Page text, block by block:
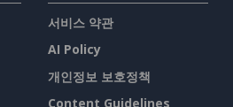
서비스 약관
AI Policy
개인정보 보호정책
Content Guidelines